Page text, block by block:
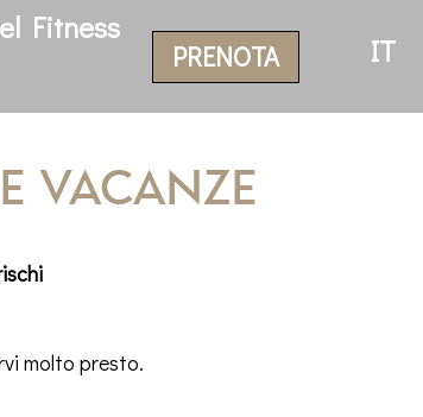
Fitness
PRENOTA IT
vacanze
molto presto.